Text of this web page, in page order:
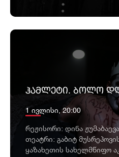
ᲰᲐᲛᲚᲔᲢᲘ. ᲑᲝᲚᲝ
1 ივლისი, 20:00
რეჟისორი: დინა ჟუმაბაევა
თეატრი: გაბიტ
ყაზახეთის სახელმწიფო